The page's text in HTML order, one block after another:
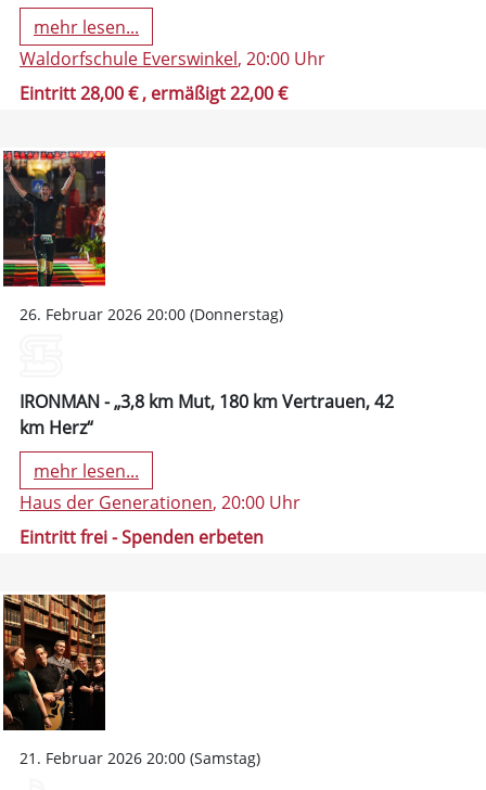
mehr lesen...
Waldorfschule Everswinkel, 20:00 Uhr
Eintritt 28,00 €, ermäßigt 22,00 €
26. Februar 2026 20:00 (Donnerstag)
IRONMAN - „3,8 km Mut, 180 km Vertrauen, 42
km Herz“
mehr lesen...
Haus der Generationen, 20:00 Uhr
Eintritt frei - Spenden erbeten
21. Februar 2026 20:00 (Samstag)